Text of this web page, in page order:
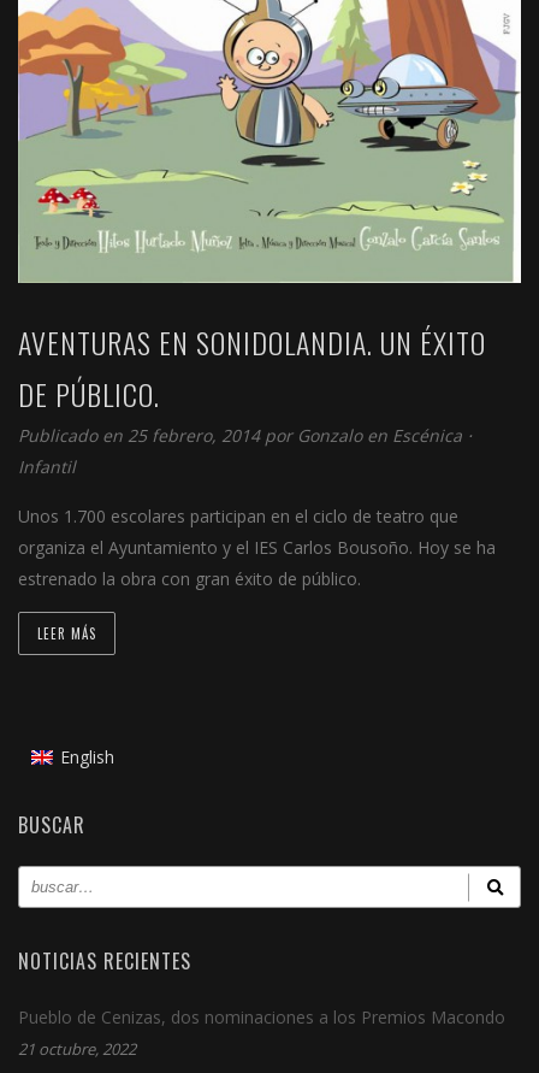
AVENTURAS EN SONIDOLANDIA. UN ÉXITO
DE PÚBLICO.
Publicado en 25 febrero, 2014 por Gonzalo en Escénica ⋅
Infantil
Unos 1.700 escolares participan en el ciclo de teatro que
organiza el Ayuntamiento y el IES Carlos Bousoño. Hoy se ha
estrenado la obra con gran éxito de público.
LEER MÁS
English
BUSCAR
NOTICIAS RECIENTES
Pueblo de Cenizas, dos nominaciones a los Premios Macondo
21 octubre, 2022